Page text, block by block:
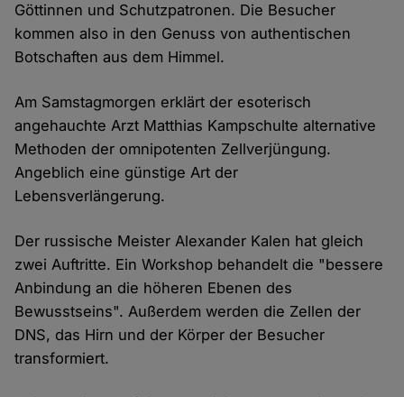
Göttinnen und Schutzpatronen. Die Besucher
kommen also in den Genuss von authentischen
Botschaften aus dem Himmel.
Am Samstagmorgen erklärt der esoterisch
angehauchte Arzt Matthias Kampschulte alternative
Methoden der omnipotenten Zellverjüngung.
Angeblich eine günstige Art der
Lebensverlängerung.
Der russische Meister Alexander Kalen hat gleich
zwei Auftritte. Ein Workshop behandelt die "bessere
Anbindung an die höheren Ebenen des
Bewusstseins". Außerdem werden die Zellen der
DNS, das Hirn und der Körper der Besucher
transformiert.